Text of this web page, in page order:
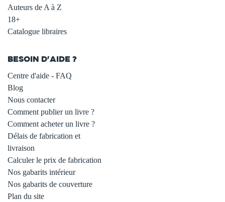
Auteurs de A à Z
18+
Catalogue libraires
BESOIN D'AIDE ?
Centre d'aide - FAQ
Blog
Nous contacter
Comment publier un livre ?
Comment acheter un livre ?
Délais de fabrication et
livraison
Calculer le prix de fabrication
Nos gabarits intérieur
Nos gabarits de couverture
Plan du site